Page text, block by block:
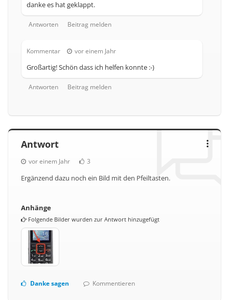
danke es hat geklappt.
Antworten Beitrag melden
Kommentar vor einem Jahr
Großartig! Schön dass ich helfen konnte :-)
Antworten Beitrag melden
Antwort
vor einem Jahr 3
Ergänzend dazu noch ein Bild mit den Pfeiltasten.
Anhänge
Folgende Bilder wurden zur Antwort hinzugefügt
Danke sagen Kommentieren